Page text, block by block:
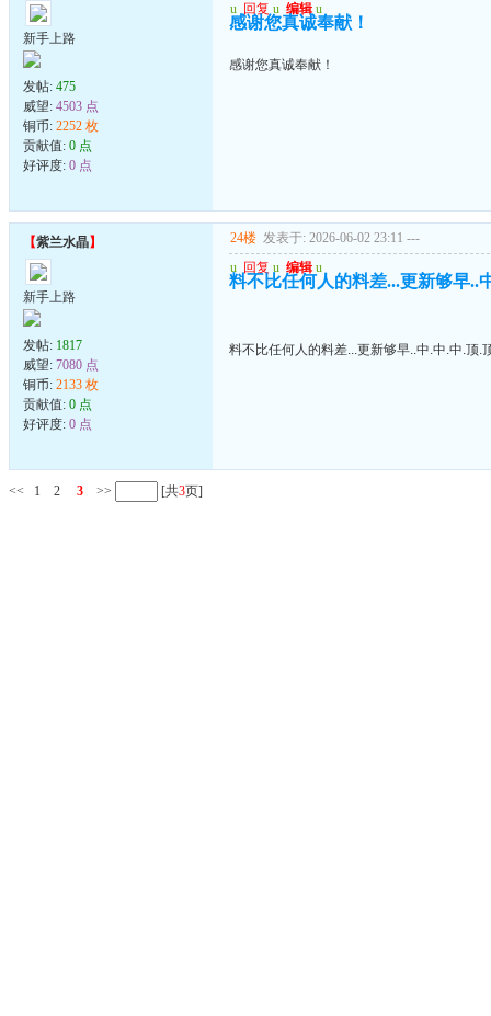
新手上路
发帖: 475
威望: 4503 点
铜币: 2252 枚
贡献值: 0 点
好评度: 0 点
u 回复 u 编辑 u
感谢您真诚奉献！
感谢您真诚奉献！
【紫兰水晶】
新手上路
发帖: 1817
威望: 7080 点
铜币: 2133 枚
贡献值: 0 点
好评度: 0 点
24楼 发表于: 2026-06-02 23:11 ---
u 回复 u 编辑 u
料不比任何人的料差...更新够早..
料不比任何人的料差...更新够早..中.中.中.顶.
<< 1 2 3 >> [共3页]